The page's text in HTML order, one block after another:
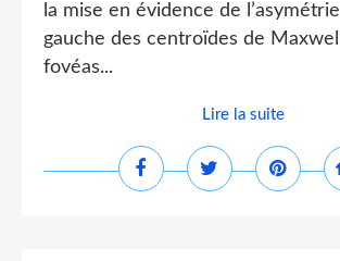
la mise en évidence de
gauche des centroïdes de
fovéas...
Lire la suite